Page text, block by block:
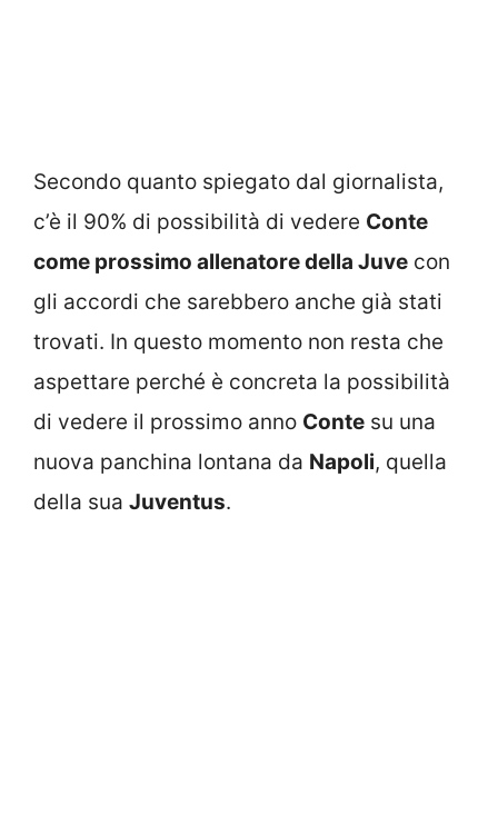
Secondo quanto spiegato dal giornalista,
c’è il 90% di possibilità di vedere Conte
come prossimo allenatore della Juve con
gli accordi che sarebbero anche già stati
trovati. In questo momento non resta che
aspettare perché è concreta la possibilità
di vedere il prossimo anno Conte su una
nuova panchina lontana da Napoli, quella
della sua Juventus.